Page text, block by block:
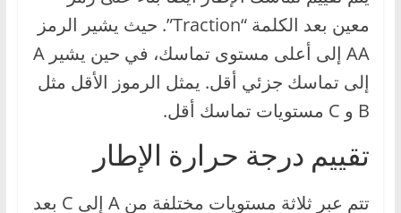
معين بعد الكلمة “Traction”. حيث يشير الرمز
AA إلى أعلى مستوى تماسك، في حين يشير A
إلى تماسك جزئي أقل. يمثل الرموز الأقل مثل
B و C مستويات تماسك أقل.
تقييم درجة حرارة الإطار
تتم عبر ثلاثة مستويات مختلفة من A إلى C بعد